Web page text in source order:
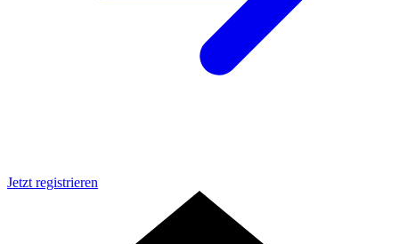
Jetzt registrieren